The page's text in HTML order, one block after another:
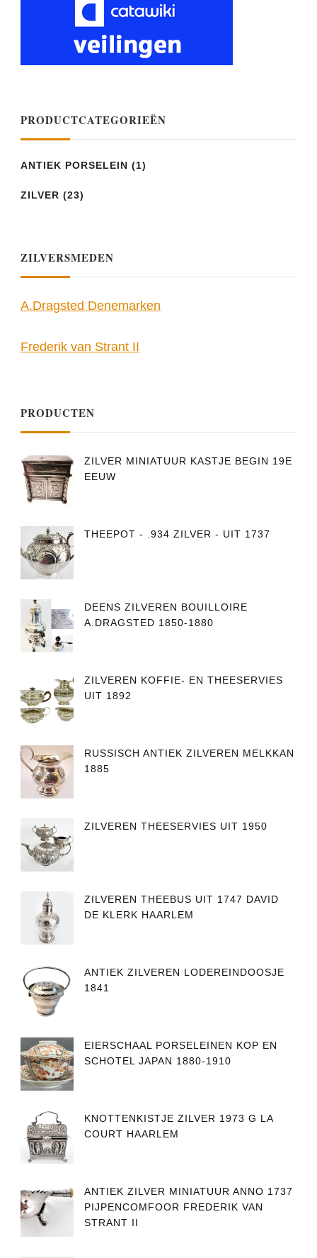
PRODUCTCATEGORIEËN
ANTIEK PORSELEIN (1)
ZILVER (23)
ZILVERSMEDEN
A.Dragsted Denemarken
Frederik van Strant II
PRODUCTEN
ZILVER MINIATUUR KASTJE BEGIN 19E
EEUW
THEEPOT - .934 ZILVER - UIT 1737
DEENS ZILVEREN BOUILLOIRE
A.DRAGSTED 1850-1880
ZILVEREN KOFFIE- EN THEESERVIES
UIT 1892
RUSSISCH ANTIEK ZILVEREN MELKKAN
1885
ZILVEREN THEESERVIES UIT 1950
ZILVEREN THEEBUS UIT 1747 DAVID
DE KLERK HAARLEM
ANTIEK ZILVEREN LODEREINDOOSJE
1841
EIERSCHAAL PORSELEINEN KOP EN
SCHOTEL JAPAN 1880-1910
KNOTTENKISTJE ZILVER 1973 G LA
COURT HAARLEM
ANTIEK ZILVER MINIATUUR ANNO 1737
PIJPENCOMFOOR FREDERIK VAN
STRANT II